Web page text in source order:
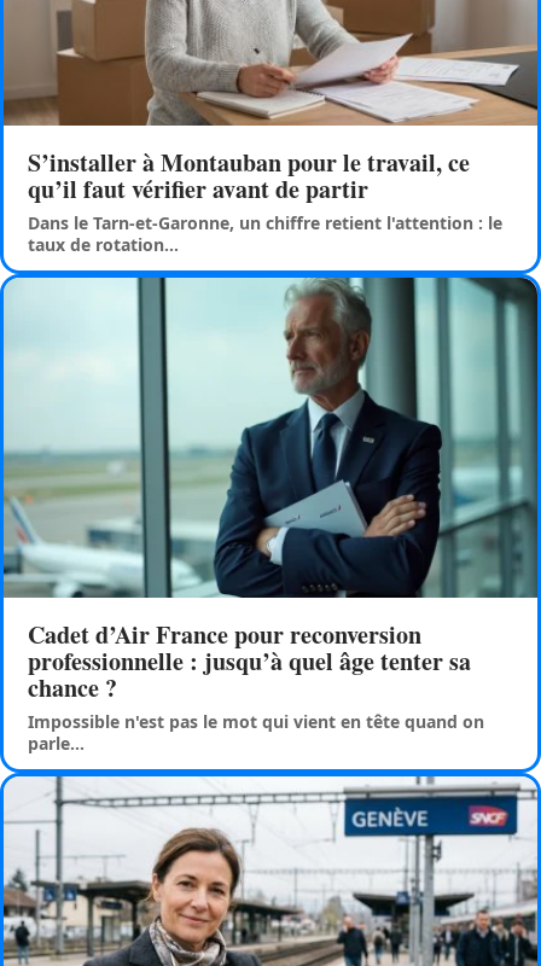
S’installer à Montauban pour le travail, ce
qu’il faut vérifier avant de partir
Dans le Tarn-et-Garonne, un chiffre retient l'attention : le
taux de rotation…
Cadet d’Air France pour reconversion
professionnelle : jusqu’à quel âge tenter sa
chance ?
Impossible n'est pas le mot qui vient en tête quand on
parle…